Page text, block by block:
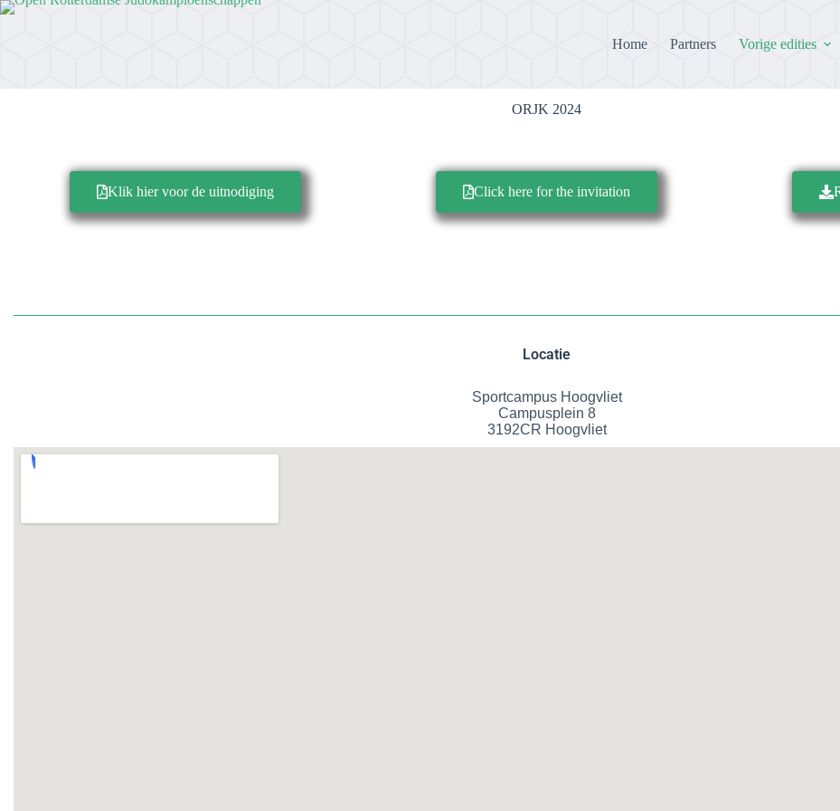
Home Partners Vorige edities
ORJK 2024
Klik hier voor de uitnodiging Click here for the invitation
Locatie
Sportcampus Hoogvliet
Campusplein 8
3192CR Hoogvliet